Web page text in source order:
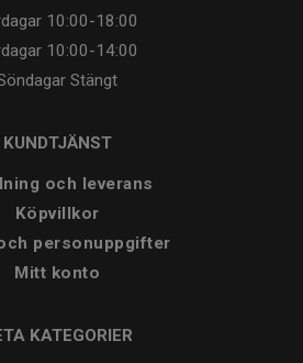
10:00-18:00
10:00-14:00
Stängt
KUNDTJÄNST
och leverans
Köpvillkor
och personuppgifter
Mitt konto
KATEGORIER